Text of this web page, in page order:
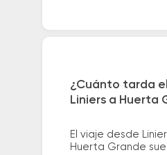
¿Cuánto tarda
Liniers a Huerta
El viaje desde
Huerta Grande